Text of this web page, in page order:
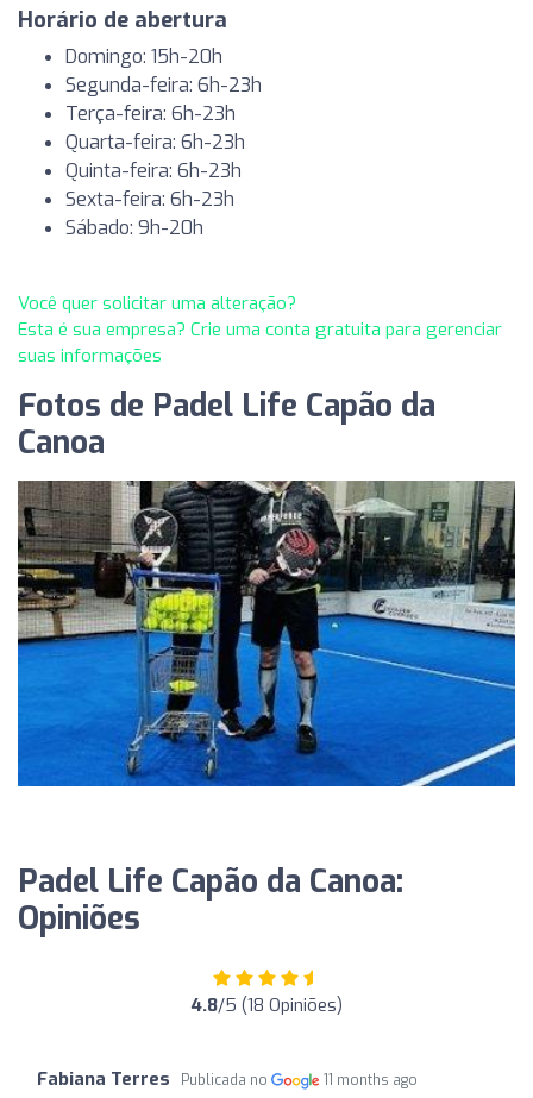
Horário de abertura
Domingo: 15h-20h
Segunda-feira: 6h-23h
Terça-feira: 6h-23h
Quarta-feira: 6h-23h
Quinta-feira: 6h-23h
Sexta-feira: 6h-23h
Sábado: 9h-20h
Você quer solicitar uma alteração?
Esta é sua empresa? Crie uma conta gratuita para gerenciar
suas informações
Fotos de Padel Life Capão da
Canoa
Padel Life Capão da Canoa:
Opiniões
4.8/5 (18 Opiniões)
Fabiana Terres Publicada no 11 months ago